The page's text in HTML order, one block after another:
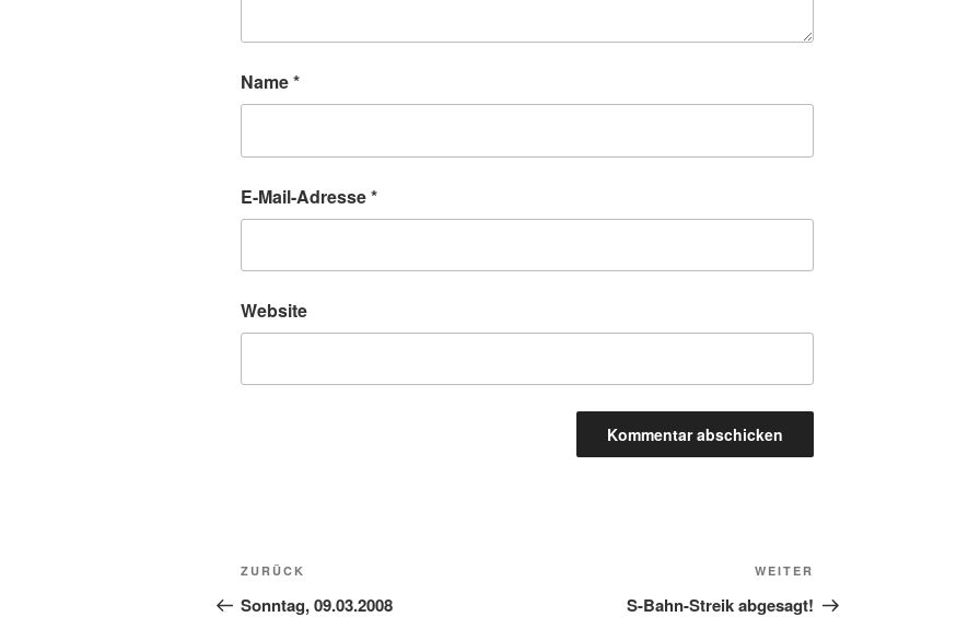
Name*
E-Mail-Adresse*
Website
Beitragsnavigation
Vorheriger
Beitrag
ZURÜCK
Sonntag, 09.03.2008
Beitrag
WEITER
S-Bahn-Streik abgesagt!